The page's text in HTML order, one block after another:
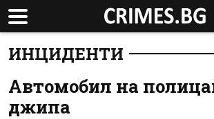
ИНЦИДЕНТИ
Автомобил на
джипа